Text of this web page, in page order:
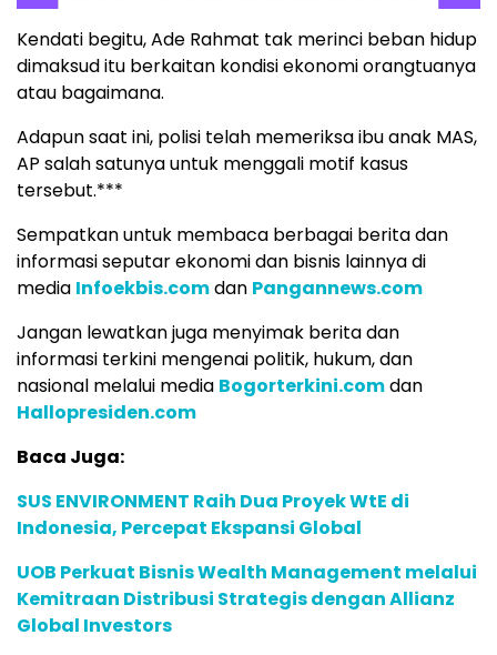
Kendati begitu, Ade Rahmat tak merinci beban hidup
dimaksud itu berkaitan kondisi ekonomi orangtuanya
atau bagaimana.
Adapun saat ini, polisi telah memeriksa ibu anak MAS,
AP salah satunya untuk menggali motif kasus
tersebut.***
Sempatkan untuk membaca berbagai berita dan
informasi seputar ekonomi dan bisnis lainnya di
media Infoekbis.comdan Pangannews.com
Jangan lewatkan juga menyimak berita dan
informasi terkini mengenai politik, hukum, dan
nasional melalui media Bogorterkini.comdan
Hallopresiden.com
Baca Juga:
SUS ENVIRONMENT Raih Dua Proyek WtE di
Indonesia, Percepat Ekspansi Global
UOB Perkuat Bisnis Wealth Management melalui
Kemitraan Distribusi Strategis dengan Allianz
Global Investors